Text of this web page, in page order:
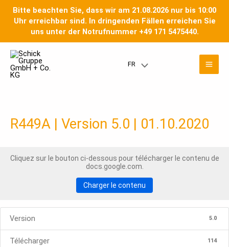
Bitte beachten Sie, dass wir am 21.08.2026 nur bis 10:00
Uhr erreichbar sind. In dringenden Fällen erreichen Sie
uns unter der Notrufnummer +49 171 5475440.
content
FRMenu
R449A | Version 5.0 | 01.10.2020
Cliquez sur le bouton ci-dessous pour télécharger le contenu de
docs.google.com.
Charger le contenu
Version 5.0
Télécharger 114